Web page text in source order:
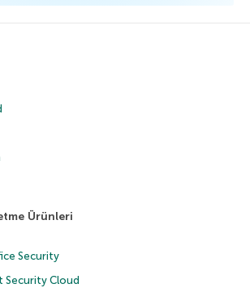
Ürünleri
Security
Security Cloud